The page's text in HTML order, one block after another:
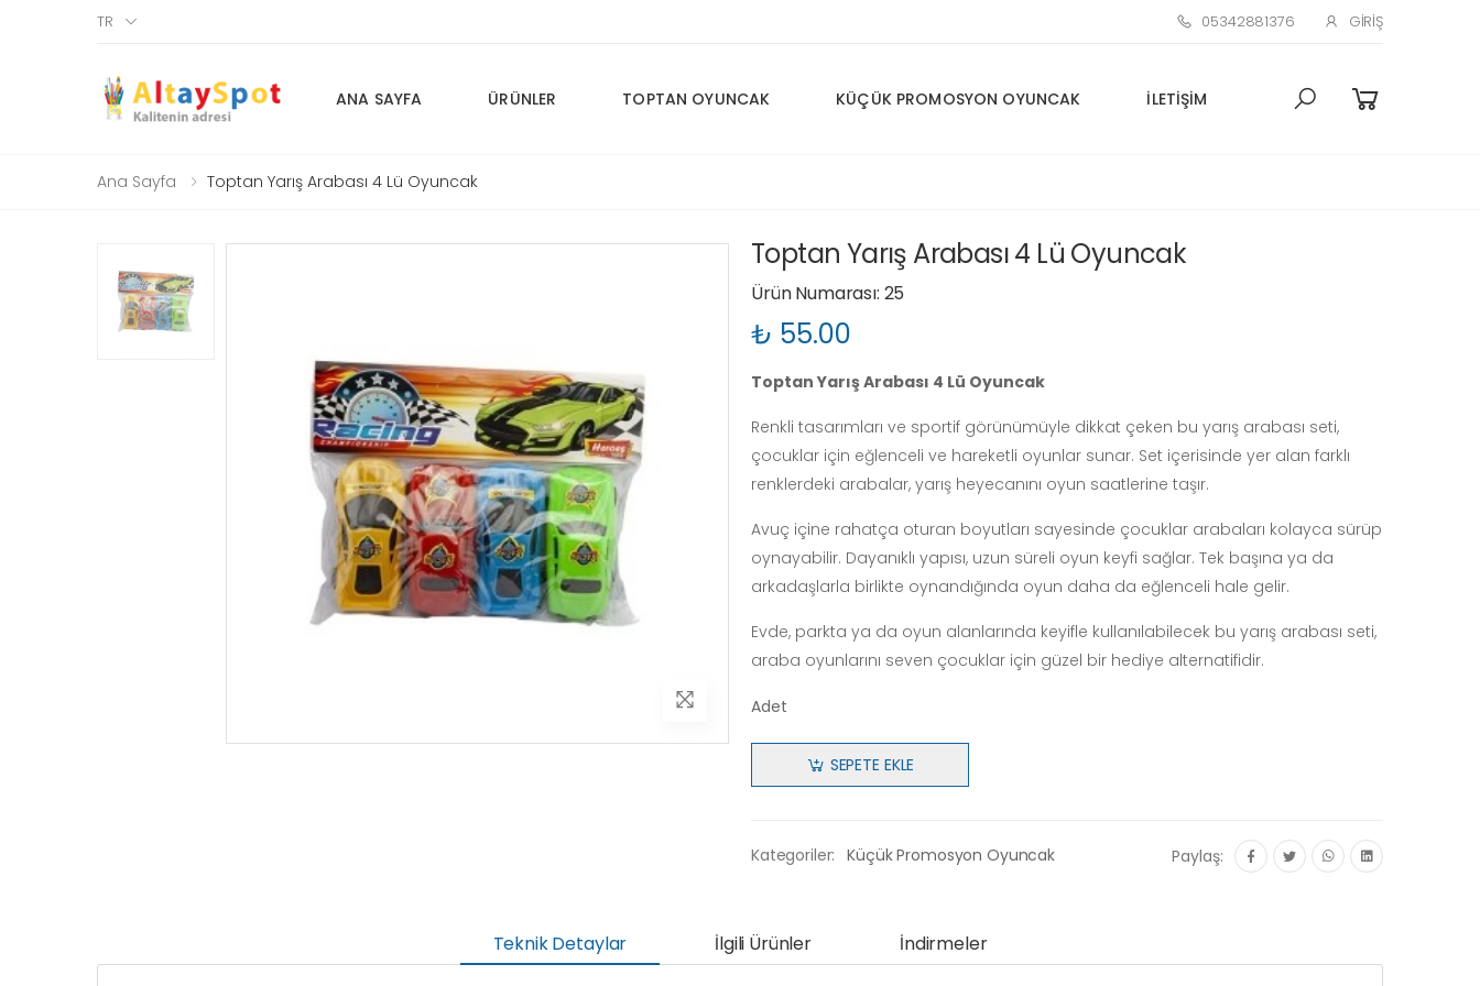
TR 05342881376 GIRIŞ
ANA SAYFA ÜRÜNLER TOPTAN OYUNCAK KÜÇÜK PROMOSYON OYUNCAK İLETIŞIM
Ana Sayfa Toptan Yarış Arabası 4 Lü Oyuncak
Toptan Yarış Arabası 4 Lü Oyuncak
Ürün Numarası: 25
₺ 55.00
Toptan Yarış Arabası 4 Lü Oyuncak
Renkli tasarımları ve sportif görünümüyle dikkat çeken bu yarış arabası seti,
çocuklar için eğlenceli ve hareketli oyunlar sunar. Set içerisinde yer alan farklı
renklerdeki arabalar, yarış heyecanını oyun saatlerine taşır.
Avuç içine rahatça oturan boyutları sayesinde çocuklar arabaları kolayca sürüp
oynayabilir. Dayanıklı yapısı, uzun süreli oyun keyfi sağlar. Tek başına ya da
arkadaşlarla birlikte oynandığında oyun daha da eğlenceli hale gelir.
Evde, parkta ya da oyun alanlarında keyifle kullanılabilecek bu yarış arabası seti,
araba oyunlarını seven çocuklar için güzel bir hediye alternatifidir.
Adet
SEPETE EKLE
Kategoriler: Küçük Promosyon Oyuncak Paylaş:
Teknik Detaylar İlgili Ürünler İndirmeler